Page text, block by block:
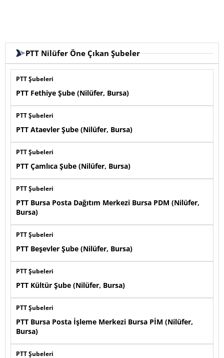
PTT Nilüfer Öne Çıkan Şubeler
PTT Şubeleri
PTT Fethiye Şube (Nilüfer, Bursa)
PTT Şubeleri
PTT Ataevler Şube (Nilüfer, Bursa)
PTT Şubeleri
PTT Çamlıca Şube (Nilüfer, Bursa)
PTT Şubeleri
PTT Bursa Posta Dağıtım Merkezi Bursa PDM (Nilüfer,
Bursa)
PTT Şubeleri
PTT Beşevler Şube (Nilüfer, Bursa)
PTT Şubeleri
PTT Kültür Şube (Nilüfer, Bursa)
PTT Şubeleri
PTT Bursa Posta İşleme Merkezi Bursa PİM (Nilüfer,
Bursa)
PTT Şubeleri